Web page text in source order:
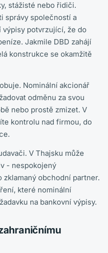
stážisté nebo řidiči.
správy společností a
výpisy potvrzující, že do
Jakmile DBD zahájí
konstrukce se okamžitě
Nominální akcionář
odměnu za svou
nebo prostě zmizet. V
kontrolu nad firmou, do
V Thajsku může
- nespokojený
obchodní partner.
které nominální
na bankovní výpisy.